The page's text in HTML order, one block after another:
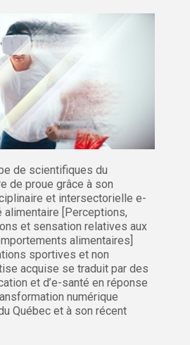
de scientifiques du
de proue grâce à son
et intersectorielle e-
alimentaire [Perceptions,
et sensation relatives aux
alimentaires]
sportives et non
acquise se traduit par des
et d’e-santé en réponse
numérique
Québec et à son récent